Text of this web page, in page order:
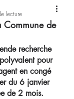
de
lecture
recherche
pour
en congé
du 6 janvier
de 2 mois.